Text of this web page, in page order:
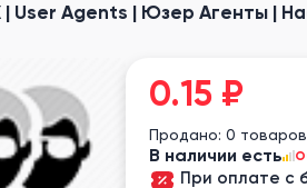
| User Agents | Юзер Агенты |
0.15 ₽
Продано: 0 товаров
В наличии есть
При оплате с